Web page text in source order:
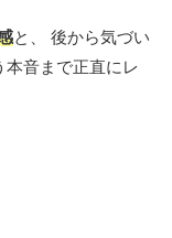
と、 後から気づい
音まで正直にレ